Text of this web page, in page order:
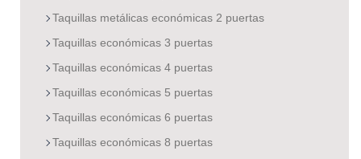
Taquillas metálicas económicas 2 puertas
Taquillas económicas 3 puertas
Taquillas económicas 4 puertas
Taquillas económicas 5 puertas
Taquillas económicas 6 puertas
Taquillas económicas 8 puertas